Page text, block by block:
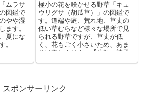
ムラサ
図鑑で
やや湿
ます。
夏にな
。
極小の花を咲かせる野草「キュ
ウリグサ（胡瓜草）」の図鑑で
す。道端や庭、荒れ地、草丈の
低い草むらなど様々な場所で見
られる野草ですが、草丈が低
く、花もごく小さいため、あま
り目立ちません。【分類：被子
スポンサーリンク